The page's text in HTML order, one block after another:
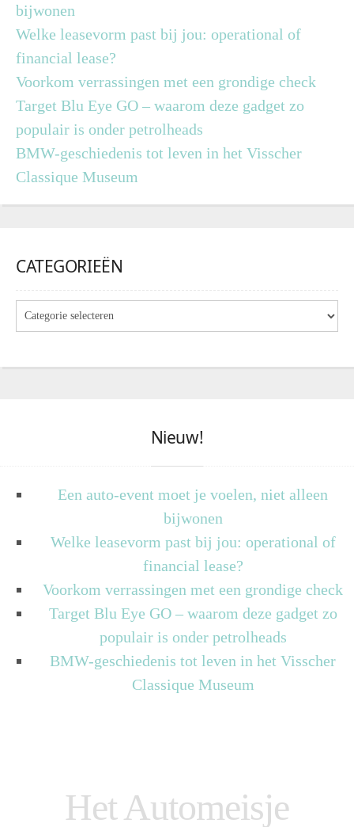
bijwonen
Welke leasevorm past bij jou: operational of
financial lease?
Voorkom verrassingen met een grondige check
Target Blu Eye GO – waarom deze gadget zo
populair is onder petrolheads
BMW-geschiedenis tot leven in het Visscher
Classique Museum
CATEGORIEËN
Nieuw!
Een auto-event moet je voelen, niet alleen
bijwonen
Welke leasevorm past bij jou: operational of
financial lease?
Voorkom verrassingen met een grondige check
Target Blu Eye GO – waarom deze gadget zo
populair is onder petrolheads
BMW-geschiedenis tot leven in het Visscher
Classique Museum
Het Automeisje